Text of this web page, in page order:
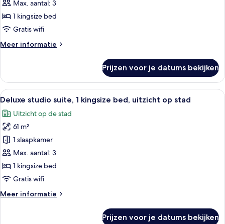
stad
laden
Max. aantal: 3
1 kingsize bed
Gratis wifi
Meer informatie
Meer
uitzicht
op
stad
Prijzen voor je datums bekijken
Alle
foto's
voor
Deluxe
studio
suite,
1
kingsize
uitzicht
Een moderne hotelkamer met een
7
Deluxe studio suite, 1 kingsize bed, uitzicht op stad
Uitzicht op de stad
61 m²
1 slaapkamer
Max. aantal: 3
1 kingsize bed
Gratis wifi
Meer informatie
Meer
Prijzen voor je datums bekijken